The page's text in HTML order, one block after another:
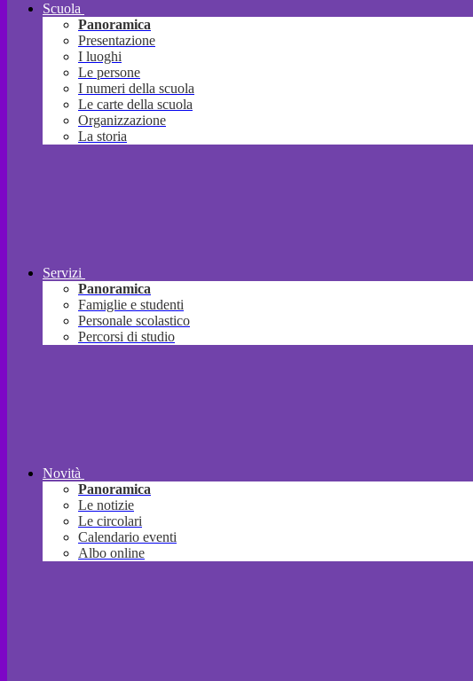
Scuola
Panoramica
Presentazione
I luoghi
Le persone
I numeri della scuola
Le carte della scuola
Organizzazione
La storia
Servizi
Panoramica
Famiglie e studenti
Personale scolastico
Percorsi di studio
Novità
Panoramica
Le notizie
Le circolari
Calendario eventi
Albo online